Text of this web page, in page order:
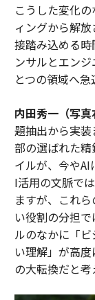
「台湾の政策
続可能性への
みる中で、困
力が高まってい
向けて積極的
と、アジア太
ー（Capri）の
いる。
（ forbes.com
こうした変化
ィングから解
接踏み込める
ンサルとエン
とつの領域へ急
内田秀一（写真
題抽出から実
部の選ばれた
イルが、今や
I活用の文脈で
ますが、これ
い役割の分担
ルのなかに「
い理解」が高
の大転換だと考